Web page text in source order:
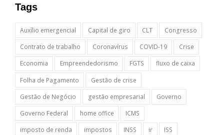
Tags
Auxílio emergencial Capital de giro CLT
Congresso
Contrato de trabalho
Coronavírus COVID-19
Crise
Economia
Empreendedorismo FGTS
fluxo de caixa
Folha de Pagamento
Gestão de crise
Gestão de Negócio
gestão empresarial
Governo
Governo Federal
home office
ICMS
imposto de renda
impostos INSS ir
ISS